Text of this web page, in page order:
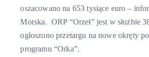
oszacowano na 653 tysiące euro –
Morska. ORP “Orzeł” jest w służbie
ogłoszono przetargu na nowe okręty
programu “Orka”.